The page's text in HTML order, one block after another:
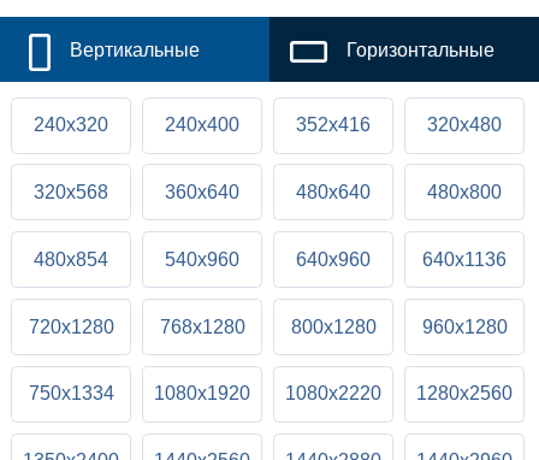
Вертикальные Горизонтальные
240x320 240x400 352x416 320x480
320x568 360x640 480x640 480x800
480x854 540x960 640x960 640x1136
720x1280 768x1280 800x1280 960x1280
750x1334 1080x1920 1080x2220 1280x2560